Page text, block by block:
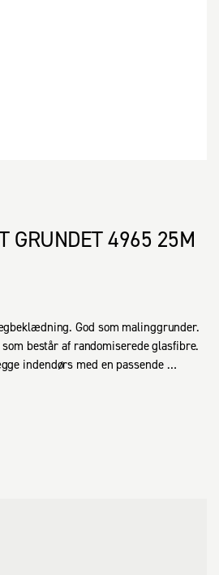
GRUNDET 4965 25M
God som malinggrunder.
består af randomiserede glasfibre.
indendørs med en passende